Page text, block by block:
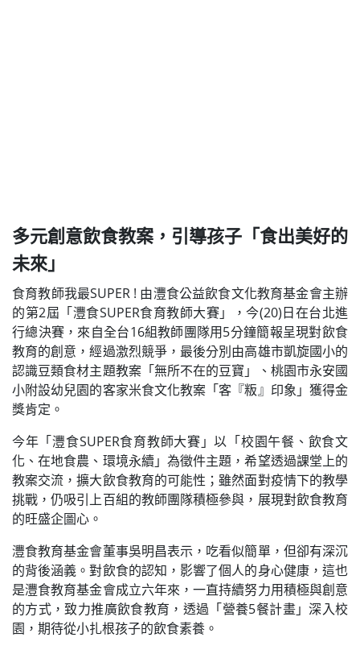
多元創意飲食教案，引導孩子「食出美好的
未來」
食育教師我最SUPER ! 由灃食公益飲食文化教育基金會主辦
的第2屆「灃食SUPER食育教師大賽」，今(20)日在台北進
行總決賽，來自全台16組教師團隊用5分鐘簡報呈現對飲食
教育的創意，經過激烈競爭，最後分別由高雄市凱旋國小的
認識豆類食材主題教案「無所不在的豆寶」、桃園市永安國
小附設幼兒園的客家米食文化教案「客『粄』印象」獲得金
獎肯定。
今年「灃食SUPER食育教師大賽」以「校園午餐、飲食文
化、在地食農、環境永續」為徵件主題，希望透過課堂上的
教案交流，擴大飲食教育的可能性；雖然面對疫情下的教學
挑戰，仍吸引上百組的教師團隊積極參與，展現對飲食教育
的旺盛企圖心。
灃食教育基金會董事吳明昌表示，吃看似簡單，但卻有深沉
的背後涵義。對飲食的認知，影響了個人的身心健康，這也
是灃食教育基金會成立六年來，一直持續努力用積極與創意
的方式，致力推廣飲食教育，透過「營養5餐計畫」深入校
園，期待從小扎根孩子的飲食素養。